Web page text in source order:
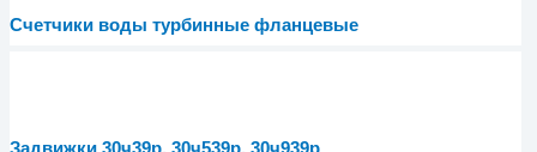
Счетчики воды турбинные фланцевые